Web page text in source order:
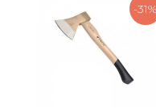
-31%